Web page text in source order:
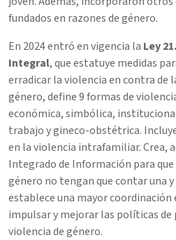
fundados en razones de género.
En 2024 entró en vigencia la Ley
Integral, que estatuye medidas
erradicar la violencia en contra de
género, define 9 formas de
económica, simbólica,
trabajo y gineco-obstétrica.
en la violencia intrafamiliar. Crea,
Integrado de Información para
género no tengan que contar una
establece una mayor
impulsar y mejorar las políticas de
violencia de género.